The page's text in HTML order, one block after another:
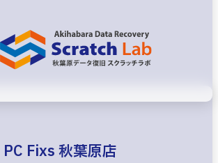
PC Fixs 秋葉原店